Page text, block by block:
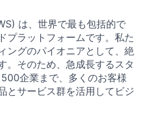
は、世界で最も包括的で
プラットフォームです。私た
ングのパイオニアとして、絶
。そのため、急成長するスタ
企業まで、多くのお客様
とサービス群を活用してビジ